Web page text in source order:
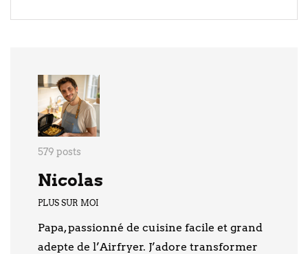
579 posts
Nicolas
PLUS SUR MOI
Papa, passionné de cuisine facile et grand
adepte de l’Airfryer. J’adore transformer